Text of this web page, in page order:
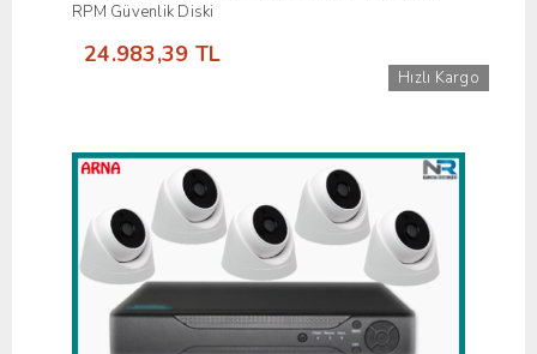
RPM Güvenlik Diski
24.983,39 TL
Hızlı Kargo